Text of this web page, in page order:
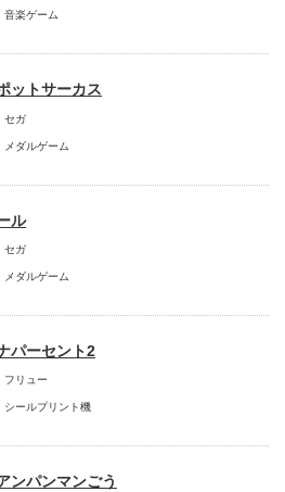
音楽ゲーム
ットサーカス
セガ
メダルゲーム
ル
セガ
メダルゲーム
パーセント2
フリュー
シールプリント機
ンパンマンごう